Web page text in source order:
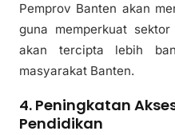
Pemprov Banten akan
guna memperkuat
akan tercipta lebih
masyarakat Banten.
4. Peningkatan
Pendidikan